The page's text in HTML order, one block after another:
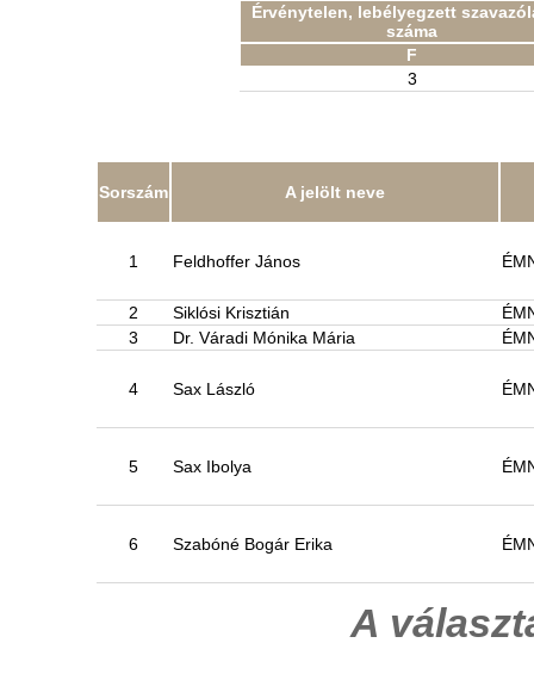
Érvénytelen, lebélyegzett
száma
F
3
Sorszám A jelölt neve
1 Feldhoffer János
2 Siklósi Krisztián
3
Dr. Váradi Mónika Mária
4 Sax László
5 Sax Ibolya
6 Szabóné Bogár Erika
A